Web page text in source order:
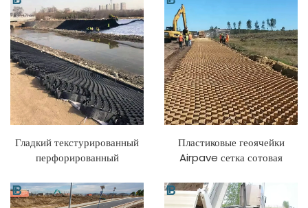
микрон 500 микрон 1 мм 1,5
мм Черный HDPE
геомембранный подкладка
для пруда
0,5 мм 0,3 мм пленка для
пруда из геомембраны
Гладкий текстурированный
перфорированный
для армирования грунта
дороги/холма/склона
Пластиковые геоячейки
Airpave сетка сотовая
контроля эрозии геоячейки